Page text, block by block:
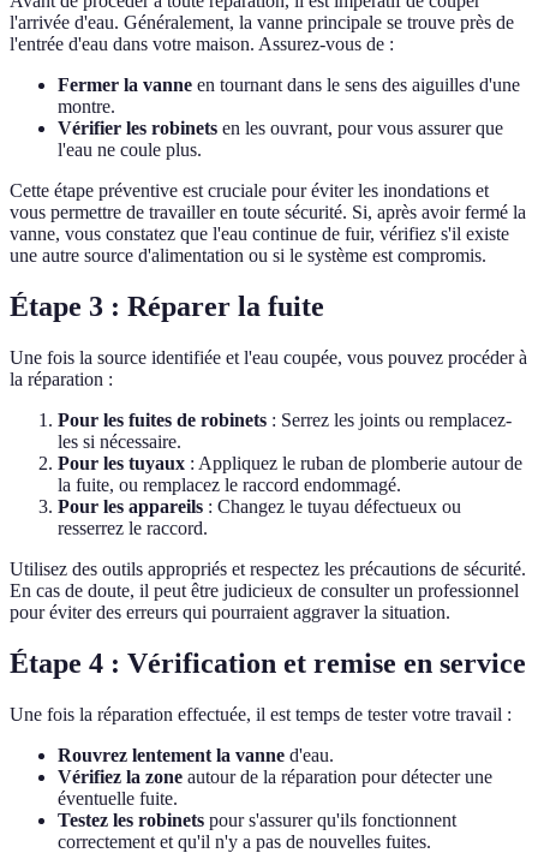
l'arrivée d'eau. Généralement, la vanne principale se trouve près de
l'entrée d'eau dans votre maison. Assurez-vous de :
Fermer la vanne en tournant dans le sens des aiguilles d'une
montre.
Vérifier les robinets en les ouvrant, pour vous assurer que
l'eau ne coule plus.
Cette étape préventive est cruciale pour éviter les inondations et
vous permettre de travailler en toute sécurité. Si, après avoir fermé la
vanne, vous constatez que l'eau continue de fuir, vérifiez s'il existe
une autre source d'alimentation ou si le système est compromis.
Étape 3 : Réparer la fuite
Une fois la source identifiée et l'eau coupée, vous pouvez procéder à
la réparation :
Pour les fuites de robinets : Serrez les joints ou remplacez-
les si nécessaire.
Pour les tuyaux : Appliquez le ruban de plomberie autour de
la fuite, ou remplacez le raccord endommagé.
Pour les appareils : Changez le tuyau défectueux ou
resserrez le raccord.
Utilisez des outils appropriés et respectez les précautions de sécurité.
En cas de doute, il peut être judicieux de consulter un professionnel
pour éviter des erreurs qui pourraient aggraver la situation.
Étape 4 : Vérification et remise en service
Une fois la réparation effectuée, il est temps de tester votre travail :
Rouvrez lentement la vanne d'eau.
Vérifiez la zone autour de la réparation pour détecter une
éventuelle fuite.
Testez les robinets pour s'assurer qu'ils fonctionnent
correctement et qu'il n'y a pas de nouvelles fuites.